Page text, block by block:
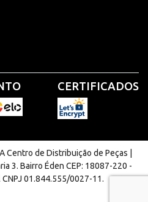
CERTIFICADOS
Centro de Distribuição de Peças |
3. Bairro Éden CEP: 18087-220 -
CNPJ 01.844.555/0027-11.